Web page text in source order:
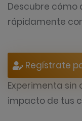
Descubre cómo
rápidamente
Regístrate
Experimenta
impacto de tus